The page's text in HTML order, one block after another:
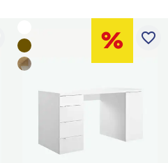
favorite_border